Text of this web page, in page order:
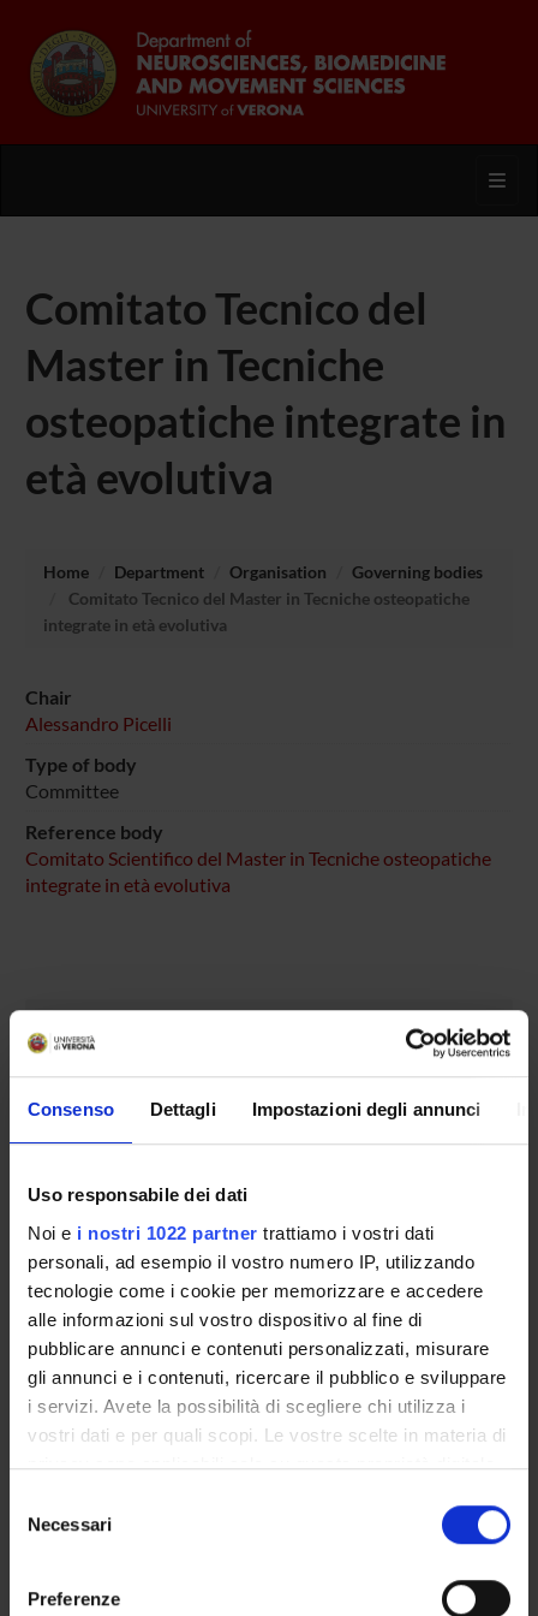
Consenso Dettagli Impostazioni degli annunci
Uso responsabile dei dati
Noi e i nostri 1022 partner trattiamo i vostri dati
personali, ad esempio il vostro numero IP, utilizzando
tecnologie come i cookie per memorizzare e accedere
alle informazioni sul vostro dispositivo al fine di
pubblicare annunci e contenuti personalizzati, misurare
gli annunci e i contenuti, ricercare il pubblico e sviluppare
i servizi. Avete la possibilità di scegliere chi utilizza i
vostri dati e per quali scopi. Le vostre scelte in materia di
privacy sono applicabili solo su questa proprietà digitale
modificare o revocare il proprio consenso in qualsiasi
momento dalla Dichiarazione sui cookie o facendo clic
delNecessari
Preferenze
Comitato Tecnico del
Master in Tecniche
osteopatiche integrate in
età evolutiva
Home Department Organisation
Governing bodies
Comitato Tecnico del Master in Tecniche osteopatiche
integrate in età evolutiva
Chair
Alessandro Picelli
Type of body
Committee
Reference body
Comitato Scientifico del Master in Tecniche osteopatiche
integrate in età evolutiva
Giada Meneghini
RECORDS AND DOCUMENTS
ORGANISATION
GOVERNANCE
COMMITTEES
STUDENT ADMINISTRATION OFFICES
DEPARTMENT FACILITIES